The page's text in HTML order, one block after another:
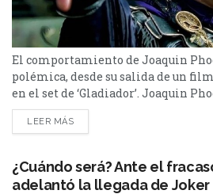
El comportamiento de Joaquin
polémica, desde su salida de un
en el set de ‘Gladiador’. Joaquin
más aclamados de su generación,
controversia por su
actitudes poco profesionales del
LEER MÁS
¿Cuándo será? Ante el
adelantó la llegada de Joker